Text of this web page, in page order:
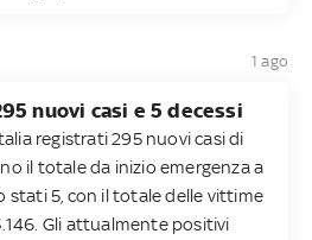
1 ago
nuovi casi e 5 decessi
registrati 295 nuovi casi di
il totale da inizio emergenza a
stati 5, con il totale delle vittime
Gli attualmente positivi